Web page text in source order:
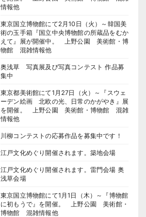
情報他
東京国立博物館にて2月10日（火）～韓国美
術の玉手箱『国立中央博物館の所蔵品をむか
えて』展が開催中。 上野公園 美術館・博
物館 混雑情報他
奥浅草 写真展及び写真コンテスト 作品募
集中
東京都美術館にて1月27日（火）～『スウェ
ーデン絵画 北欧の光、日常のかがやき』展
を開催。 上野公園 美術館・博物館 混雑
情報他
川柳コンテストの応募作品を募集中です！
江戸文化めぐり開催されます。築地会場
江戸文化めぐり開催されます。雷門会場 奥
浅草会場
東京国立博物館にて1月1日（木）～『博物館
に初もうで』を開催。 上野公園 美術館・
博物館 混雑情報他